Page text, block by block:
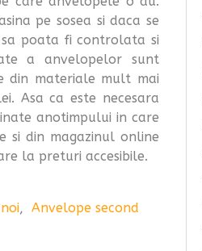
pe sosea si daca se
poata fi controlata si
a anvelopelor sunt
din materiale mult mai
Asa ca este necesara
anotimpului in care
din magazinul online
la preturi accesibile.
, Anvelope second